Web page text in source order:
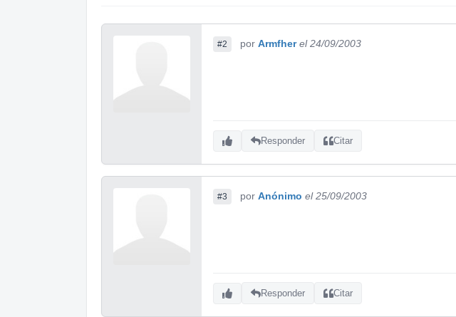
#2 por Armfher el 24/09/2003
Responder Citar
#3 por Anónimo el 25/09/2003
Responder Citar